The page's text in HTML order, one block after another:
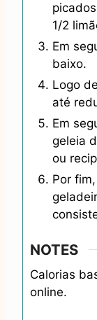
1/2
Em
baixo.
Logo
até
Em
geleia
ou
Por
NOTES
Calorias
online.